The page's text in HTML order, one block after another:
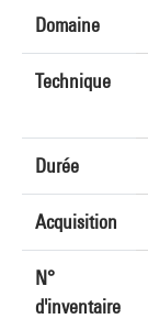
Domaine
Technique
Durée
Acquisition
N°
d'inventaire